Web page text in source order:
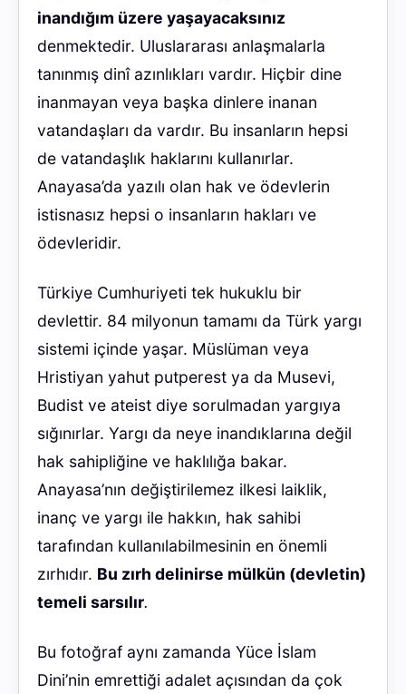
inandığım üzere yaşayacaksınız
denmektedir. Uluslararası anlaşmalarla
tanınmış dinî azınlıkları vardır. Hiçbir dine
inanmayan veya başka dinlere inanan
vatandaşları da vardır. Bu insanların hepsi
de vatandaşlık haklarını kullanırlar.
Anayasa’da yazılı olan hak ve ödevlerin
istisnasız hepsi o insanların hakları ve
ödevleridir.
Türkiye Cumhuriyeti tek hukuklu bir
devlettir. 84 milyonun tamamı da Türk yargı
sistemi içinde yaşar. Müslüman veya
Hristiyan yahut putperest ya da Musevi,
Budist ve ateist diye sorulmadan yargıya
sığınırlar. Yargı da neye inandıklarına değil
hak sahipliğine ve haklılığa bakar.
Anayasa’nın değiştirilemez ilkesi laiklik,
inanç ve yargı ile hakkın, hak sahibi
tarafından kullanılabilmesinin en önemli
zırhıdır. Bu zırh delinirse mülkün (devletin)
temeli sarsılır.
Bu fotoğraf aynı zamanda Yüce İslam
Dini’nin emrettiği adalet açısından da çok